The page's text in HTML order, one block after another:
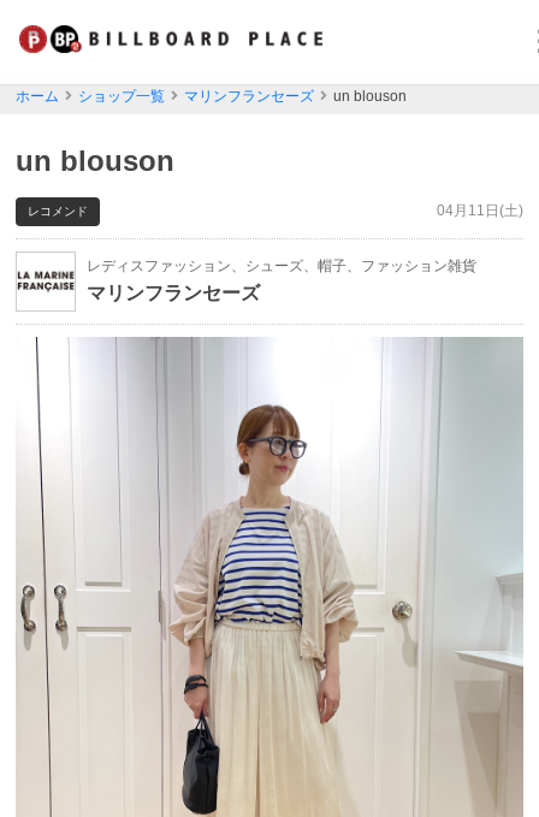
ホーム ショップ一覧 マリンフランセーズ un blouson
un blouson
04月11日(土)
レコメンド
レディスファッション、シューズ、帽子、ファッション雑貨
マリンフランセーズ